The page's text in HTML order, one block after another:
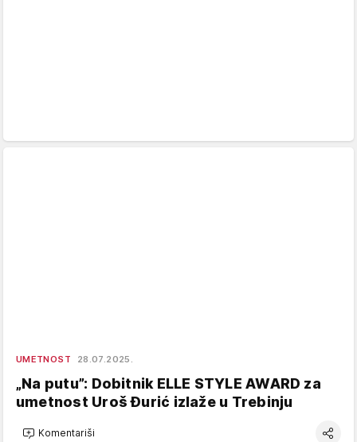
UMETNOST 28.07.2025.
„Na putu”: Dobitnik ELLE STYLE AWARD za
umetnost Uroš Đurić izlaže u Trebinju
Komentariši